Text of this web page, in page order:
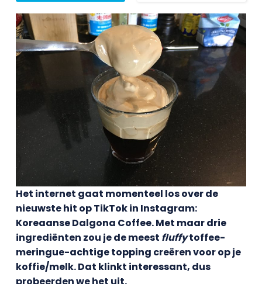
Het internet gaat momenteel los over de
nieuwste hit op TikTok in Instagram:
Koreaanse Dalgona Coffee. Met maar drie
ingrediënten zou je de meest fluffytoffee-
meringue-achtige topping creëren voor op je
koffie/melk. Dat klinkt interessant, dus
probeerden we het uit.